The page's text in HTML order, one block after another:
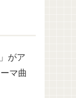
がア
マ曲